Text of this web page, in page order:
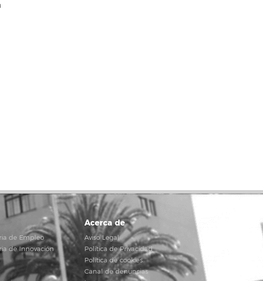
de Empleo
de Innovación
Acerca de
Aviso Legal
Política de Privacidad
Política de cookies
Canal de denuncias